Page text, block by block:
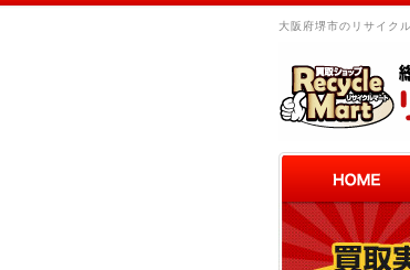
大阪府堺市のリサイク